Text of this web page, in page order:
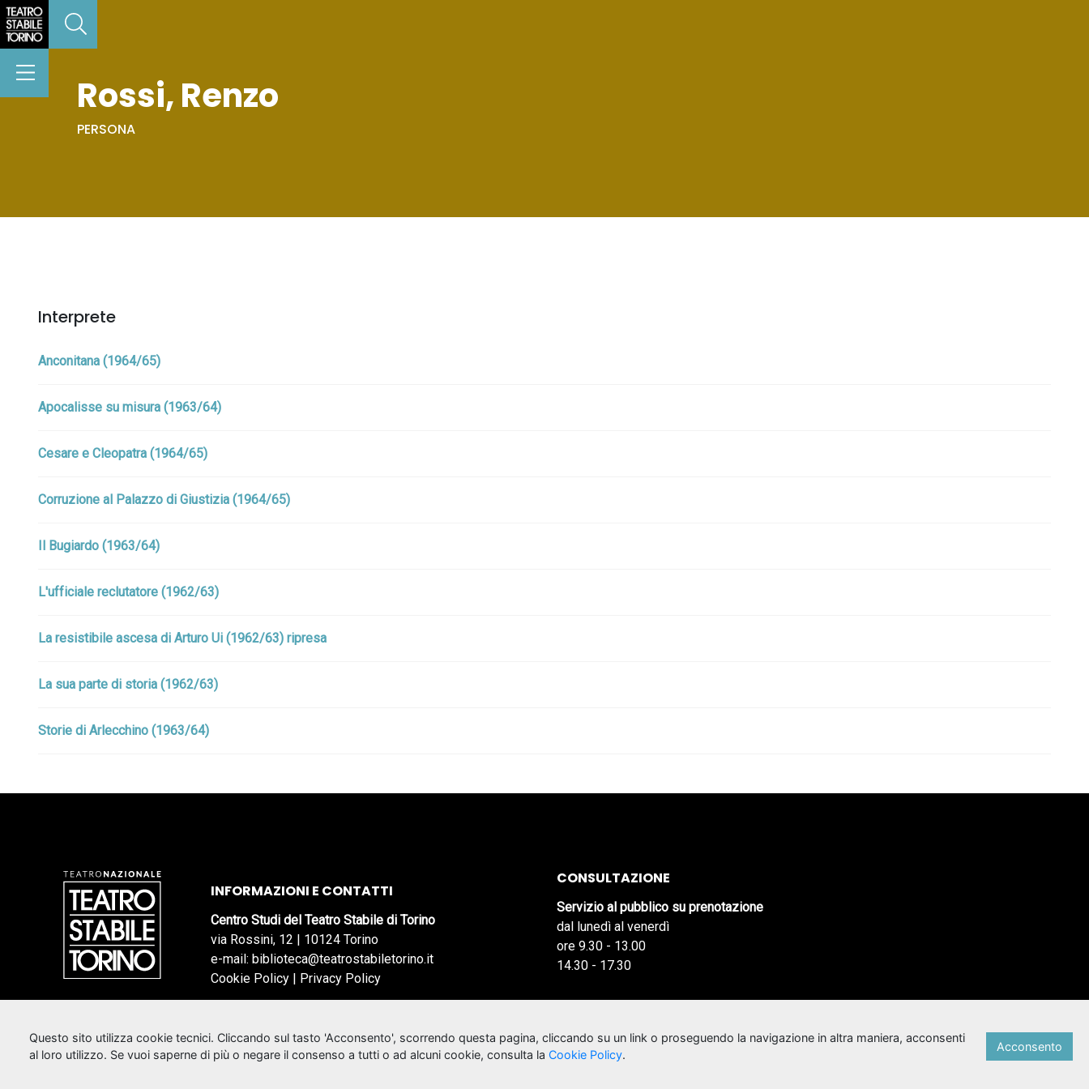
Rossi, Renzo
PERSONA
Interprete
Anconitana (1964/65)
Apocalisse su misura (1963/64)
Cesare e Cleopatra (1964/65)
Corruzione al Palazzo di Giustizia (1964/65)
Il Bugiardo (1963/64)
L'ufficiale reclutatore (1962/63)
La resistibile ascesa di Arturo Ui (1962/63) ripresa
La sua parte di storia (1962/63)
Storie di Arlecchino (1963/64)
INFORMAZIONI E CONTATTI
Centro Studi del Teatro Stabile di Torino
via Rossini, 12 | 10124 Torino
e-mail: biblioteca@teatrostabiletorino.it
Cookie Policy | Privacy Policy
CONSULTAZIONE
Servizio al pubblico su prenotazione
dal lunedì al venerdì
ore 9.30 - 13.00
14.30 - 17.30
Questo sito utilizza cookie tecnici. Cliccando sul tasto 'Acconsento', scorrendo questa pagina, cliccando su un link o proseguendo la navigazione in altra maniera, acconsenti
al loro utilizzo. Se vuoi saperne di più o negare il consenso a tutti o ad alcuni cookie, consulta la Cookie Policy.
Acconsento